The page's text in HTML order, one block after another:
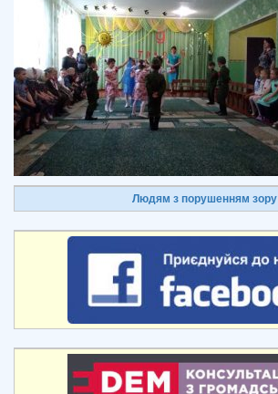
Людям з порушенням зору